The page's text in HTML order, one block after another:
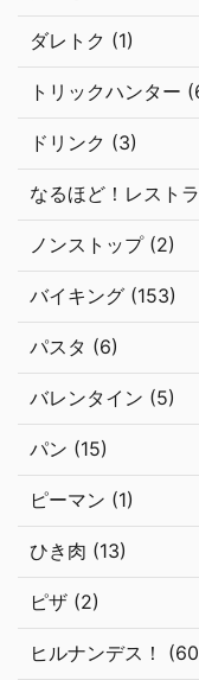
ダレトク (1)
トリックハンター
ドリンク (3)
なるほど！レスト
ノンストップ (2)
バイキング (153)
パスタ (6)
バレンタイン (5)
パン (15)
ピーマン (1)
ひき肉 (13)
ピザ (2)
ヒルナンデス！